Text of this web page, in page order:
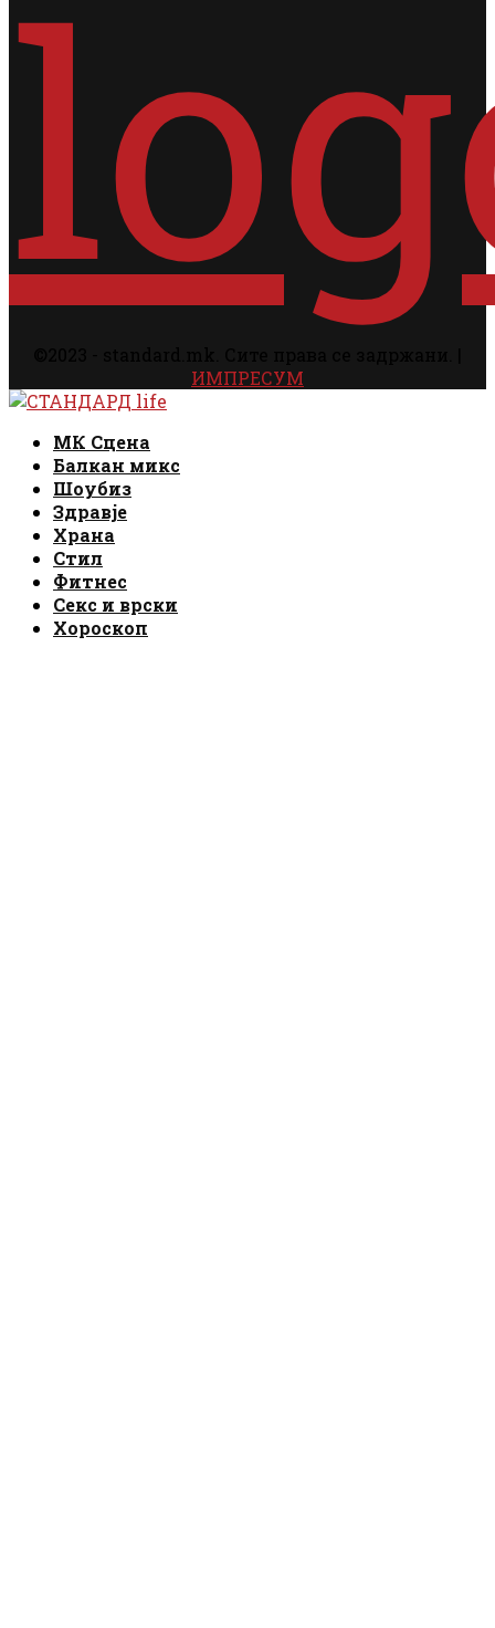
ИМПРЕСУМ
Facebook
Instagram
Email
Rss
МК Сцена
Балкан микс
Шоубиз
Здравје
Храна
Стил
Фитнес
Секс и врски
Хороскоп